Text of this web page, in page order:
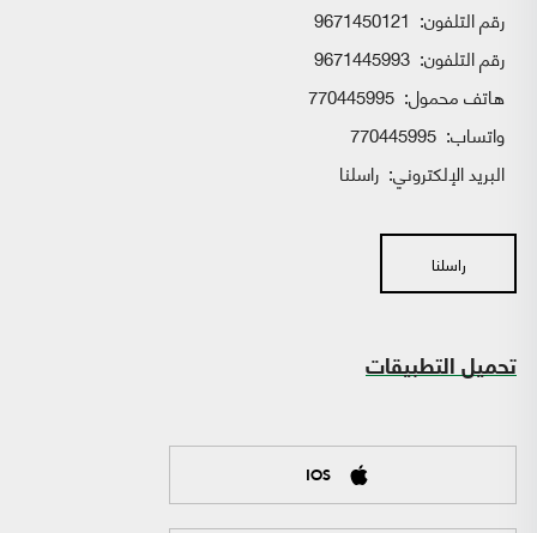
رقم التلفون: 9671450121
رقم التلفون: 9671445993
هاتف محمول: 770445995
واتساب:
البريد الإلكتروني: راسلنا
راسلنا
تحميل التطبيقات
IOS